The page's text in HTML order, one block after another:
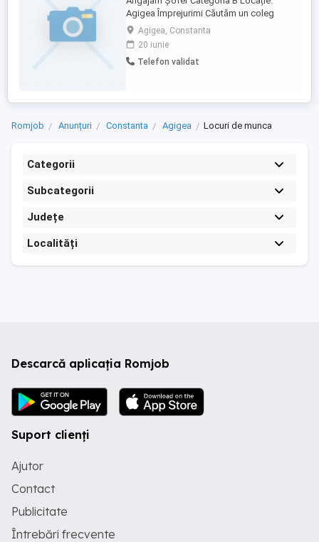
Agigea Împrejurimi Căutăm un coleg
serios și punctual pentru postul de Șofer
Categoria B în vederea efectuării de
transporturi locale și regionale de mărfuri
și materiale de construcții. Ce
Agigea, Constanta
20 iunie
Telefon validat
Romjob Anunțuri Constanta Agigea Locuri de munca
Categorii
Subcategorii
Județe
Localități
Descarcă aplicația Romjob
Suport clienți
Ajutor
Contact
Publicitate
Întrebări frecvente